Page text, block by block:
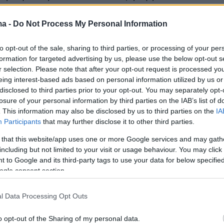
- Do Not Process My Personal Information
opt-out of the sale, sharing to third parties, or processing of your
for targeted advertising by us, please use the below opt-out
selection. Please note that after your opt-out request is processed
interest-based ads based on personal information utilized by us
to third parties prior to your opt-out. You may separately
of your personal information by third parties on the IAB’s list of
This information may also be disclosed by us to third parties on the
Participants that may further disclose it to other third parties.
that this website/app uses one or more Google services and may
but not limited to your visit or usage behaviour. You may
to Google and its third-party tags to use your data for below
consent section.
Data Processing Opt Outs
opt-out of the Sharing of my personal data.
καθιστώντας τον απαγορευτικό στην
Μύκονο, με εξαίρεση το τριήμερο του Αγίου
ημέρες το νησί έχει ηρεμήσει, παρά το
υπάρχουν ακόμη αρκετοί τουρίστες, στην
τους Ιταλοί, αλλά και άλλοι που απόλαυσαν τη
Σεπτέμβριο, την εποχή όπου οι ορδές του
αποχωρήσει, οι ξαπλώστρες και οι
και στοιβάζονται, ενώ αρχίζει ο
και οι μικρές ή μεγάλες αποδράσεις των
για να ξεκουραστούν.
έναν ολόκληρο όμιλο